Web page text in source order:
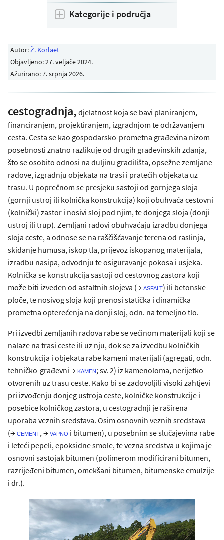
Autor:Ž. Korlaet
Objavljeno:27. veljače 2024.
Ažurirano: 7. srpnja 2026.
cestogradnja, djelatnost koja se bavi planiranjem,
financiranjem, projektiranjem, izgradnjom te održavanjem
cesta. Cesta se kao gospodarsko-prometna građevina nizom
posebnosti znatno razlikuje od drugih građevinskih zdanja,
što se osobito odnosi na duljinu gradilišta, opsežne zemljane
radove, izgradnju objekata na trasi i pratećih objekata uz
trasu. U poprečnom se presjeku sastoji od gornjega sloja
(gornji ustroj ili kolnička konstrukcija) koji obuhvaća cestovni
(kolnički) zastor i nosivi sloj pod njim, te donjega sloja (donji
ustroj ili trup). Zemljani radovi obuhvaćaju izradbu donjega
sloja ceste, a odnose se na raščišćavanje terena od raslinja,
skidanje humusa, iskop tla, prijevoz iskopanog materijala,
izradbu nasipa, odvodnju te osiguravanje pokosa i usjeka.
Kolnička se konstrukcija sastoji od cestovnog zastora koji
može biti izveden od asfaltnih slojeva (→asfalt) ili betonske
ploče, te nosivog sloja koji prenosi statička i dinamička
prometna opterećenja na donji sloj, odn. na temeljno tlo.
Pri izvedbi zemljanih radova rabe se većinom materijali koji se
nalaze na trasi ceste ili uz nju, dok se za izvedbu kolničkih
konstrukcija i objekata rabe kameni materijali (agregati, odn.
tehničko-građevni → kamen; sv. 2) iz kamenoloma, nerijetko
otvorenih uz trasu ceste. Kako bi se zadovoljili visoki zahtjevi
pri izvođenju donjeg ustroja ceste, kolničke konstrukcije i
posebice kolničkog zastora, u cestogradnji je raširena
uporaba veznih sredstava. Osim osnovnih veznih sredstava
(→cement, →vapno i bitumen), u posebnim se slučajevima rabe
i leteći pepeli, epoksidne smole, te vezna sredstva u kojima je
osnovni sastojak bitumen (polimerom modificirani bitumen,
razrijeđeni bitumen, omekšani bitumen, bitumenske emulzije
i dr.).
Kategorije i područja